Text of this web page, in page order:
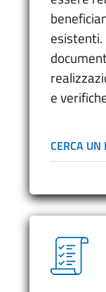
esistenti.
e
CERCA UN